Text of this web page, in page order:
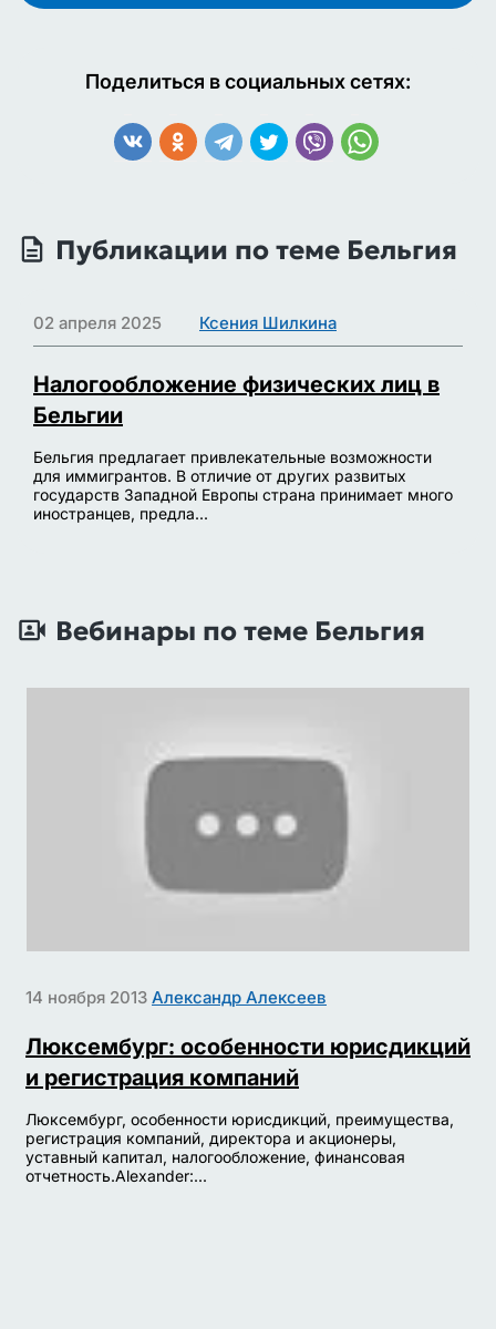
Поделиться в социальных сетях:
Публикации по теме Бельгия
02 апреля 2025 Ксения Шилкина
Налогообложение физических лиц в
Бельгии
Бельгия предлагает привлекательные возможности
для иммигрантов. В отличие от других развитых
государств Западной Европы страна принимает много
иностранцев, предла...
Вебинары по теме Бельгия
14 ноября 2013 Александр Алексеев
Люксембург: особенности юрисдикций
и регистрация компаний
Люксембург, особенности юрисдикций, преимущества,
регистрация компаний, директора и акционеры,
уставный капитал, налогообложение, финансовая
отчетность.Alexander:...